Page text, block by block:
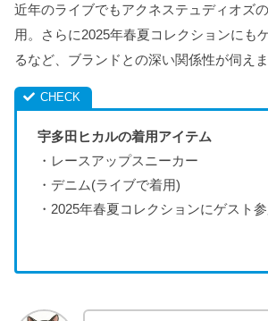
近年のライブでもアクネステュディオズの
用。さらに2025年春夏コレクションにも
るなど、ブランドとの深い関係性が伺えま
宇多田ヒカルの着用アイテム
・レースアップスニーカー
・デニム(ライブで着用)
・2025年春夏コレクションにゲスト